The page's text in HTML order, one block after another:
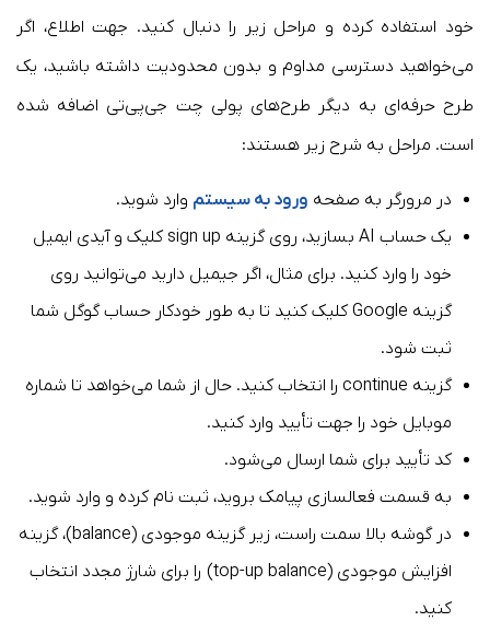
خود استفاده کرده و مراحل زیر را دنبال کنید. جهت اطلاع، اگر
می‌خواهید دسترسی مداوم و بدون محدودیت داشته باشید، یک
طرح حرفه‌ای به دیگر طرح‌های پولی چت جی‌پی‌تی اضافه شده
است. مراحل به شرح زیر هستند:
در مرورگر به صفحه ورود به سیستم وارد شوید.
یک حساب AI بسازید، روی گزینه sign up کلیک و آیدی ‌ایمیل
خود را وارد کنید. برای مثال، اگر جیمیل دارید می‌توانید روی
گزینه Google کلیک کنید تا به طور خودکار حساب گوگل شما
ثبت شود.
گزینه continue را انتخاب کنید. حال از شما می‌خواهد تا شماره
موبایل خود را جهت تأیید وارد کنید.
کد تأیید برای شما ارسال می‌شود.
به قسمت فعالسازی پیامک بروید، ثبت نام کرده و وارد شوید.
در گوشه بالا سمت راست، زیر گزینه موجودی (balance)، گزینه
افزایش موجودی (top-up balance) را برای شارژ مجدد انتخاب
کنید.